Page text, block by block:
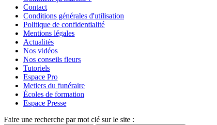
Contact
Conditions générales d'utilisation
Politique de confidentialité
Mentions légales
Actualités
Nos vidéos
Nos conseils fleurs
Tutoriels
Espace Pro
Metiers du funéraire
Écoles de formation
Espace Presse
Faire une recherche par mot clé sur le site :